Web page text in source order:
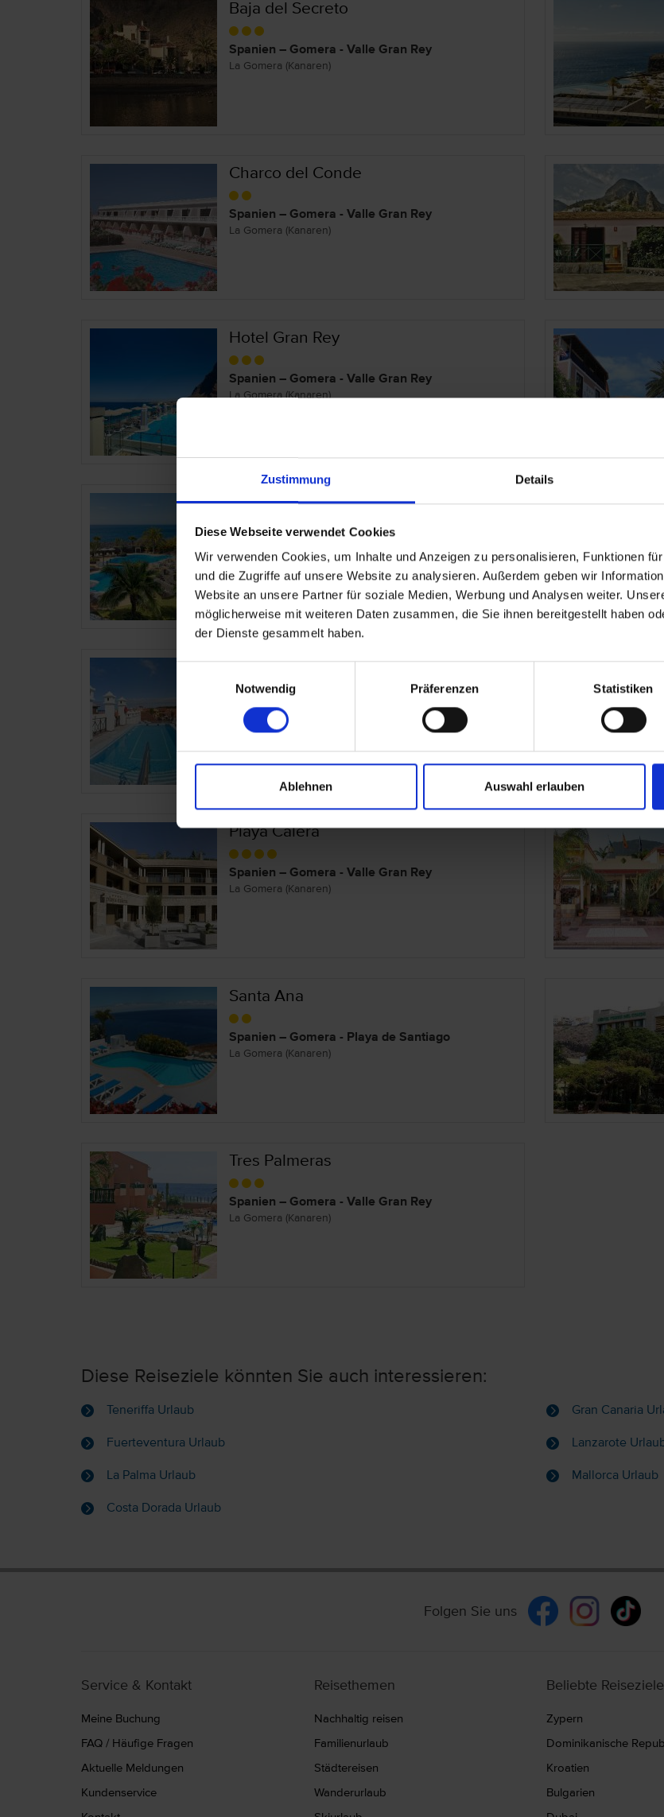
Zustimmung Details
Diese Webseite verwendet Cookies
Wir verwenden Cookies, um Inhalte und Anzeigen zu personalisieren, Funktionen
und die Zugriffe auf unsere Website zu analysieren. Außerdem geben wir
Website an unsere Partner für soziale Medien, Werbung und Analysen weiter.
möglicherweise mit weiteren Daten zusammen, die Sie ihnen bereitgestellt haben
der Dienste gesammelt haben.
Notwendig
Präferenzen Statistiken
Ablehnen Auswahl erlauben
Baja del Secreto
Spanien – Gomera - Valle Gran Rey
La Gomera (Kanaren)
Charco del Conde
Spanien – Gomera - Valle Gran Rey
La Gomera (Kanaren)
Hotel Gran Rey
Spanien – Gomera - Valle Gran Rey
La Gomera (Kanaren)
Jardin Tecina
La Gomera (Kanaren)
Spanien – Gomera - Valle Gran Rey
La Gomera (Kanaren)
Playa Calera
Spanien – Gomera - Valle Gran Rey
La Gomera (Kanaren)
Santa Ana
Spanien – Gomera - Playa de Santiago
La Gomera (Kanaren)
Tres Palmeras
Spanien – Gomera - Valle Gran Rey
La Gomera (Kanaren)
Diese Reiseziele könnten Sie auch interessieren:
Teneriffa Urlaub Gran Canaria
Fuerteventura Urlaub Lanzarote
La Palma Urlaub Mallorca Urlaub
Costa Dorada Urlaub
Folgen Sie uns
Service & Kontakt
Meine Buchung
FAQ / Häufige Fragen
Aktuelle Meldungen
Kundenservice
Reisethemen
Nachhaltig reisen
Familienurlaub
Städtereisen
Wanderurlaub
Beliebte Reiseziele
Zypern
Dominikanische
Kroatien
Bulgarien